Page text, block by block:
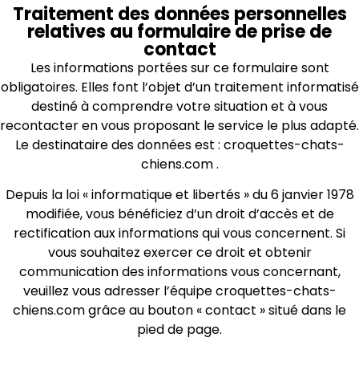
Traitement des données personnelles
relatives au formulaire de prise de
contact
Les informations portées sur ce formulaire sont
obligatoires. Elles font l’objet d’un traitement informatisé
destiné à comprendre votre situation et à vous
recontacter en vous proposant le service le plus adapté.
Le destinataire des données est : croquettes-chats-
chiens.com .
Depuis la loi « informatique et libertés » du 6 janvier 1978
modifiée, vous bénéficiez d’un droit d’accès et de
rectification aux informations qui vous concernent. Si
vous souhaitez exercer ce droit et obtenir
communication des informations vous concernant,
veuillez vous adresser l’équipe croquettes-chats-
chiens.com grâce au bouton « contact » situé dans le
pied de page.